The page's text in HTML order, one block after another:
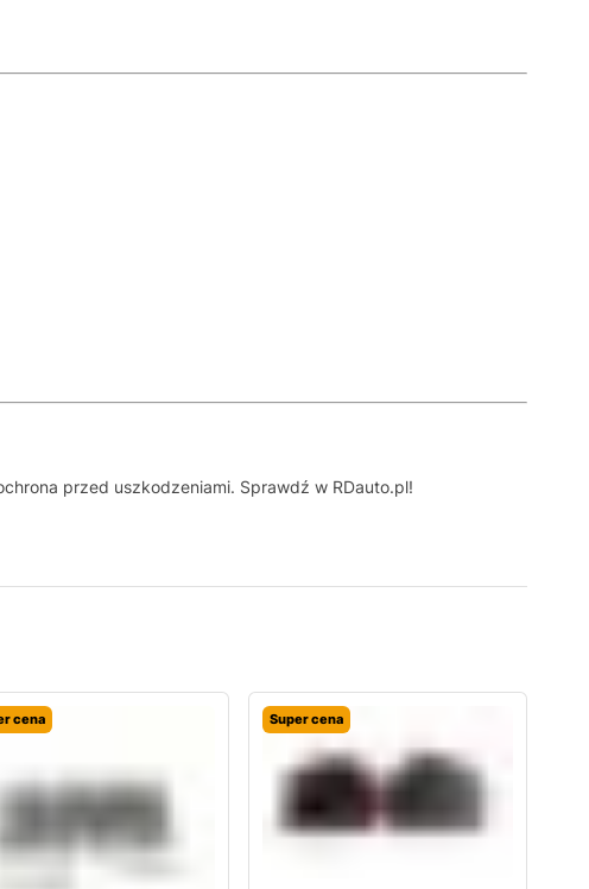
przed uszkodzeniami. Sprawdź w RDauto.pl!
cena Super cena